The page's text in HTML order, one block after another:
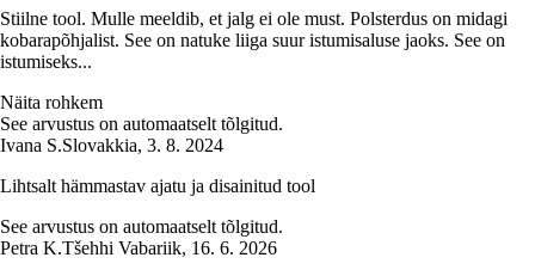
Stiilne tool. Mulle meeldib, et jalg ei ole must. Polsterdus on midagi
kobarapõhjalist. See on natuke liiga suur istumisaluse jaoks. See on
istumiseks...
Näita rohkem
See arvustus on automaatselt tõlgitud.
Ivana S.Slovakkia, 3. 8. 2024
Lihtsalt hämmastav ajatu ja disainitud tool
See arvustus on automaatselt tõlgitud.
Petra K.Tšehhi Vabariik, 16. 6. 2026